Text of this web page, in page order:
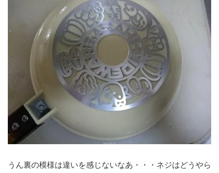
うん裏の模様は違いを感じないなあ・・・ネジはどうやら